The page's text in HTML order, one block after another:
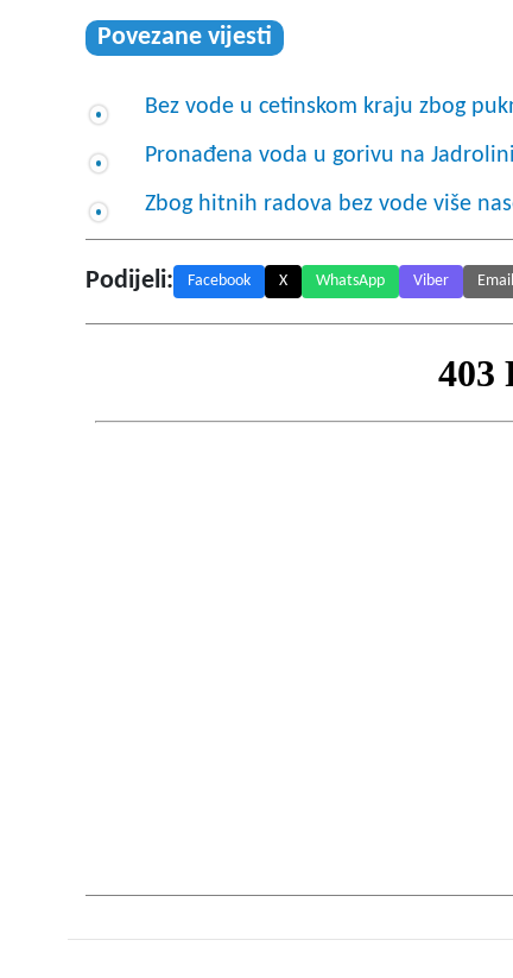
Povezane vijesti
Bez vode u cetinskom kraju zbog
Pronađena voda u gorivu na
Zbog hitnih radova bez vode više
Podijeli: Facebook X WhatsApp Viber Email